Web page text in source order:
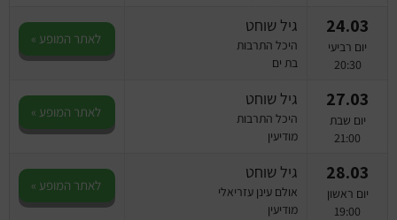
24.03
יום רביעי
20:30
גיל שוחט
היכל התרבות
בת ים
לאתר המופע »
27.03
יום שבת
21:00
גיל שוחט
היכל התרבות
מודיעין
לאתר המופע »
28.03
יום ראשון
19:00
גיל שוחט
אולם עינן עזריאלי
מודיעין
לאתר המופע »